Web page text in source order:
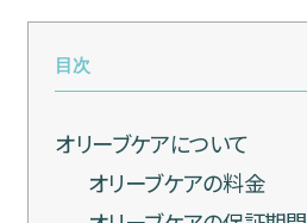
目次
オリーブケアについて
オリーブケアの料金